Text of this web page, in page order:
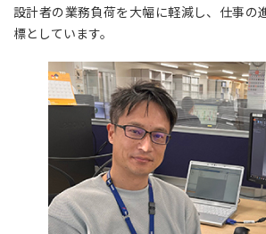
設計者の業務負荷を大幅に軽減し、仕事の
標としています。